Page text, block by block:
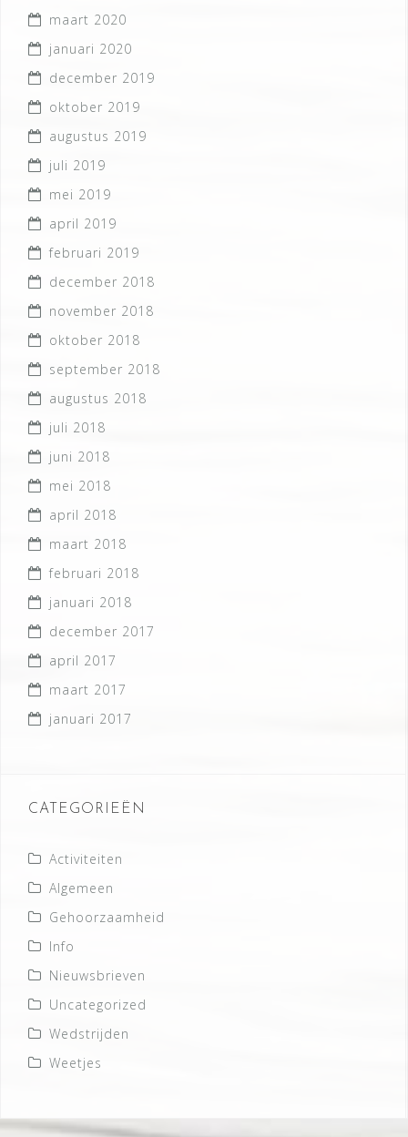
maart 2020
januari 2020
december 2019
oktober 2019
augustus 2019
juli 2019
mei 2019
april 2019
februari 2019
december 2018
november 2018
oktober 2018
september 2018
augustus 2018
juli 2018
juni 2018
mei 2018
april 2018
maart 2018
februari 2018
januari 2018
december 2017
april 2017
maart 2017
januari 2017
CATEGORIEËN
Activiteiten
Algemeen
Gehoorzaamheid
Info
Nieuwsbrieven
Uncategorized
Wedstrijden
Weetjes